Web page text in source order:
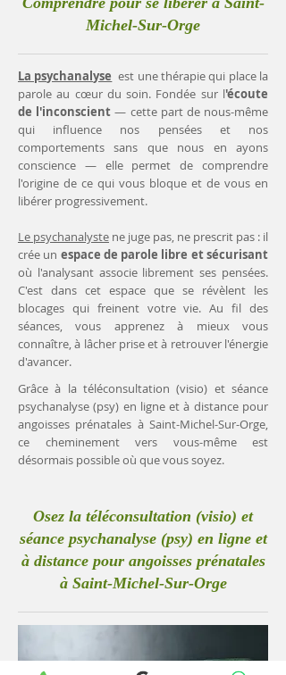
Michel-Sur-Orge
La psychanalyse est une thérapie qui place la
parole au cœur du soin. Fondée sur l'écoute
de l'inconscient— cette part de nous-même
qui influence nos pensées et nos
comportements sans que nous en ayons
conscience — elle permet de comprendre
l'origine de ce qui vous bloque et de vous en
libérer progressivement.
Le psychanalyste ne juge pas, ne prescrit pas : il
crée un espace de parole libre et sécurisant
où l'analysant associe librement ses pensées.
C'est dans cet espace que se révèlent les
blocages qui freinent votre vie. Au fil des
séances, vous apprenez à mieux vous
connaître, à lâcher prise et à retrouver l'énergie
d'avancer.
Grâce à la téléconsultation (visio) et séance
psychanalyse (psy) en ligne et à distance pour
angoisses prénatales à Saint-Michel-Sur-Orge,
ce cheminement vers vous-même est
désormais possible où que vous soyez.
Osez la téléconsultation (visio) et
séance psychanalyse (psy) en ligne et
à distance pour angoisses prénatales
à Saint-Michel-Sur-Orge